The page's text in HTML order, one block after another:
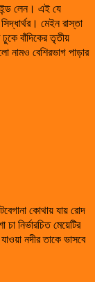
লেন। এই যে
মেইন রাস্তা
বাঁদিকের তৃতীয়
নামও বেশিরভাগ পাড়ার
কোথায় যায় রোদ
নির্ভারচিত মেয়েটির
নদীর তাকে ভাসবে